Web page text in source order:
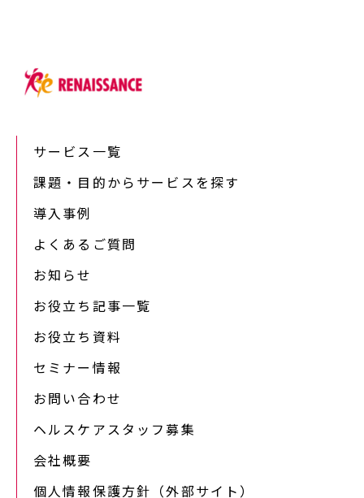
サービス一覧
課題・目的からサービスを探す
導入事例
よくあるご質問
お知らせ
お役立ち記事一覧
お役立ち資料
セミナー情報
お問い合わせ
ヘルスケアスタッフ募集
会社概要
個人情報保護方針（外部サイト）